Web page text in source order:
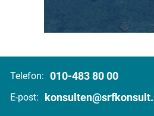
Telefon: 010-483 80 00
E-post: